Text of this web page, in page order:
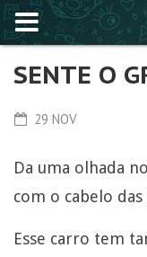
SENTE O
29 NOV
Da uma olhada
com o cabelo
Esse carro tem